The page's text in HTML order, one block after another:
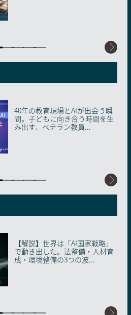
40年の教育現場とAIが出会う瞬
間。子どもに向き合う時間を生
み出す、ベテラン教員...
「AIの限界」を知ることが近道
だった。未経験の営業企画が1
年で複数ツールを開発で...
AIとロボットが織りなす日本の
未来：社会実装に挑む共創プラ
ットフォーム・AIRo...
キャリアコンサルタントならで
はの気づき。世代ごとに適した
生成AIとの付き合い方【...
転職後のスタートダッシュに成
功。生成AIをキャリアの味方に
つけるコツ【Story...
【解説】世界は「AI国家戦略」
で動き出した。法整備・人材育
成・環境整備の3つの波...
【解説】生成AI「使えばいい」
時代の終わり。2026年、知らな
いと取り残される「...
「教わる役員」と「教える若
手」がAIを武器に組織の壁を壊
す。博報堂ＤＹグループが...
「情報」はAIに、「心」は人間
に。150年続く「一斉授業」の
限界を突破した、麻生...
「最強の市役所」を目指す南あ
わじ市の挑戦。非エンジニア職
員が自ら開発・実装する自...